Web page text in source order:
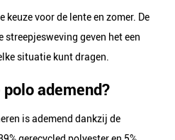
keuze voor de lente en zomer. De
geven het een
situatie kunt dragen.
ademend?
is ademend dankzij de